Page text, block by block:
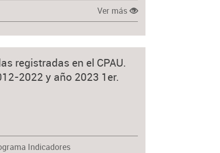
Ver más
registradas en el CPAU.
2022 y año 2023 1er.
Indicadores